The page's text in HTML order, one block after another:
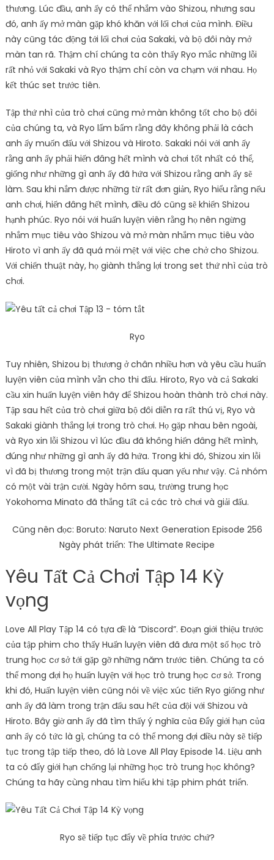
thương. Lúc đầu, anh ấy có thể nhắm vào Shizou, nhưng sau
đó, anh ấy mở màn gặp khó khăn với lối chơi của mình. Điều
này cũng tác động tới lối chơi của Sakaki, và bộ đôi này mở
màn tan rã. Thậm chí chúng ta còn thấy Ryo mắc những lỗi
rất nhỏ với Sakaki và Ryo thậm chí còn va chạm với nhau. Họ
kết thúc set trước tiên.
Tập thứ nhì của trò chơi cũng mở màn không tốt cho bộ đôi
của chúng ta, và Ryo lẩm bẩm rằng đây không phải là cách
anh ấy muốn đấu với Shizou và Hiroto. Sakaki nói với anh ấy
rằng anh ấy phải hiến đâng hết mình và chơi tốt nhất có thể,
giống như những gì anh ấy đã hứa với Shizou rằng anh ấy sẽ
làm. Sau khi nắm được những từ rất đơn giản, Ryo hiểu rằng nếu
anh chơi, hiến đâng hết mình, điều đó cũng sẽ khiến Shizou
hạnh phúc. Ryo nói với huấn luyện viên rằng họ nên ngừng
nhắm mục tiêu vào Shizou và mở màn nhắm mục tiêu vào
Hiroto vì anh ấy đã quá mỏi mệt với việc che chở cho Shizou.
Với chiến thuật này, họ giành thắng lợi trong set thứ nhì của trò
chơi.
Ryo
Tuy nhiên, Shizou bị thương ở chân nhiều hơn và yêu cầu huấn
luyện viên của mình vẫn cho thi đấu. Hiroto, Ryo và cả Sakaki
cầu xin huấn luyện viên hãy để Shizou hoàn thành trò chơi này.
Tập sau hết của trò chơi giữa bộ đôi diễn ra rất thú vị, Ryo và
Sakaki giành thắng lợi trong trò chơi. Họ gặp nhau bên ngoài,
và Ryo xin lỗi Shizou vì lúc đầu đã không hiến đâng hết mình,
đúng như những gì anh ấy đã hứa. Trong khi đó, Shizou xin lỗi
vì đã bị thương trong một trận đấu quan yếu như vậy. Cả nhóm
có một vài trận cười. Ngày hôm sau, trường trung học
Yokohoma Minato đã thắng tất cả các trò chơi và giải đấu.
Cũng nên đọc: Boruto: Naruto Next Generation Episode 256
Ngày phát triển: The Ultimate Recipe
Yêu Tất Cả Chơi Tập 14 Kỳ
vọng
Love All Play Tập 14 có tựa đề là “Discord”. Đoạn giới thiệu trước
của tập phim cho thấy Huấn luyện viên đã đưa một số học trò
trung học cơ sở tới gặp gỡ những năm trước tiên. Chúng ta có
thể mong đợi họ huấn luyện với học trò trung học cơ sở. Trong
khi đó, Huấn luyện viên cũng nói về việc xúc tiến Ryo giống như
anh ấy đã làm trong trận đấu sau hết của đội với Shizou và
Hiroto. Bây giờ anh ấy đã tìm thấy ý nghĩa của Đẩy giới hạn của
anh ấy có tức là gì, chúng ta có thể mong đợi điều này sẽ tiếp
tục trong tập tiếp theo, đó là Love All Play Episode 14. Liệu anh
ta có đẩy giới hạn chống lại những học trò trung học không?
Chúng ta hãy cùng nhau tìm hiểu khi tập phim phát triển.
Ryo sẽ tiếp tục đẩy về phía trước chứ?